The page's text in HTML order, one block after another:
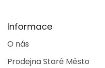
Informace
O nás
Prodejna Staré Město